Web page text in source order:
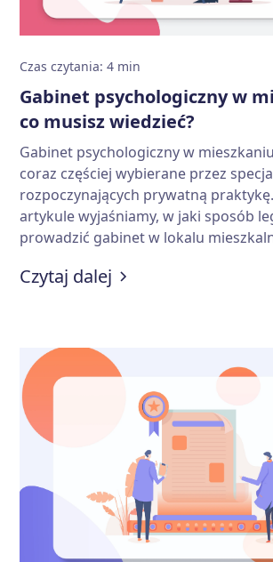
Czas czytania:4 min
Gabinet psychologiczny w
co musisz wiedzieć?
Gabinet psychologiczny w
coraz częściej wybierane przez
rozpoczynających prywatną
artykule wyjaśniamy, w jaki sposób
prowadzić gabinet w lokalu
musisz zwrócić uwagę przed
Czytaj dalej :Gabinet